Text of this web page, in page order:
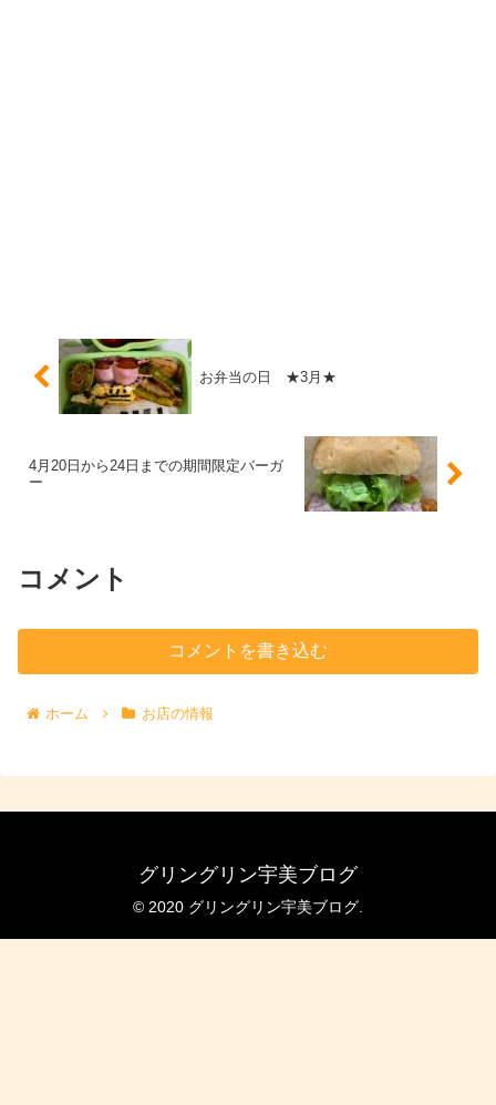
お弁当の日 ★3月★
4月20日から24日までの期間限定バーガ
ー
コメント
コメントを書き込む
ホーム お店の情報
グリングリン宇美ブログ
© 2020 グリングリン宇美ブログ.